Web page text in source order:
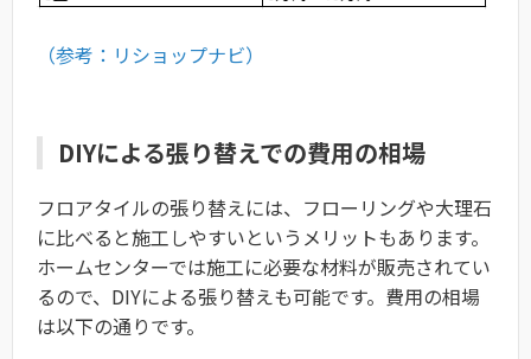
（参考：リショップナビ）
DIYによる張り替えでの費用の相場
フロアタイルの張り替えには、フローリングや大理石
に比べると施工しやすいというメリットもあります。
ホームセンターでは施工に必要な材料が販売されてい
るので、DIYによる張り替えも可能です。費用の相場
は以下の通りです。